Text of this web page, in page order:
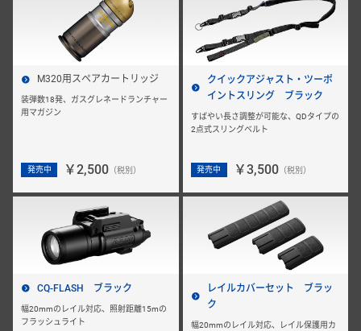
M320用スペアカートリッジ
装弾数18発、ガスグレネードランチャー
用マガジン
発売中 ￥2,500 （税別）
クイックアジャスト・ツーポ
イントスリング ブラック
すばやい長さ調整が可能な、QDタイプの
2点式スリングベルト
発売中 ￥3,500（税別）
CQ-FLASH ブラック
幅20mmのレイル対応、照射距離15mの
フラッシュライト
レイルカバーセット ブラッ
ク
幅20mmのレイル対応、レイル保護用カ